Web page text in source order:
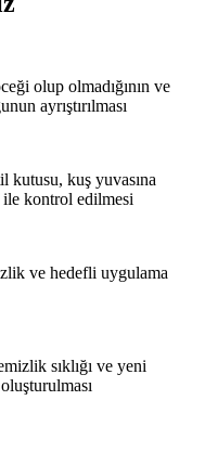
olup olmadığının ve
ayrıştırılması
kutusu, kuş yuvasına
kontrol edilmesi
ve hedefli uygulama
sıklığı ve yeni